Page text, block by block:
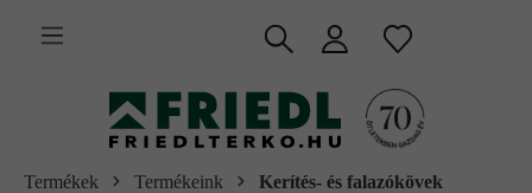
tartalomra
Termékek Termékeink Kerítés- és falazókövek